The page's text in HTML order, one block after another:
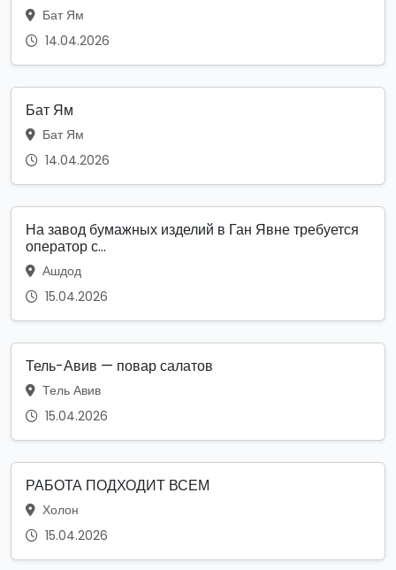
Бат Ям
14.04.2026
Бат Ям
Бат Ям
14.04.2026
На завод бумажных изделий в Ган Явне требуется
оператор с...
Ашдод
15.04.2026
Тель-Авив — повар салатов
Тель Авив
15.04.2026
РАБОТА ПОДХОДИТ ВСЕМ
Холон
15.04.2026